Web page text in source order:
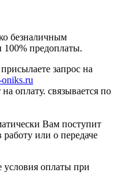
безналичным
предоплаты.
запрос на
оплату. связывается по
Вам поступит
работу или о передаче
оплаты при